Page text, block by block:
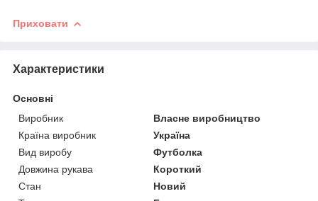
Приховати
Характеристики
Основні
Виробник
Власне виробництво
Країна виробник
Україна
Вид виробу
Футболка
Довжина рукава
Короткий
Стан
Новий